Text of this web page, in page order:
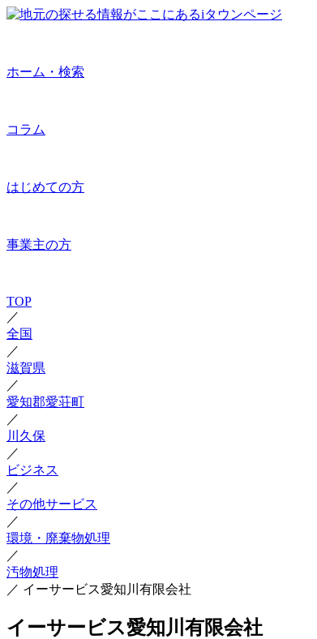
ホーム・検索
コラム
はじめての方
事業主の方
TOP
／
全国
／
滋賀県
／
愛知郡愛荘町
／
川久保
／
ビジネス
／
その他サービス
／
環境・廃棄物処理
／
汚物処理
／ イーサービス愛知川有限会社
イーサービス愛知川有限会社